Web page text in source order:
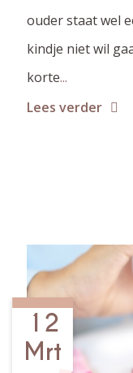
ouder staat wel
kindje niet wil
korte...
Lees verder
12
Mrt